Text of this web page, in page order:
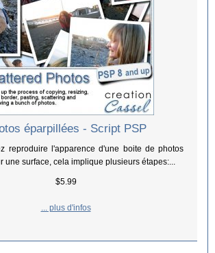
éparpillées - Script PSP
reproduire l'apparence d'une boite de photos
une surface, cela implique plusieurs étapes:...
$5.99
... plus d'infos